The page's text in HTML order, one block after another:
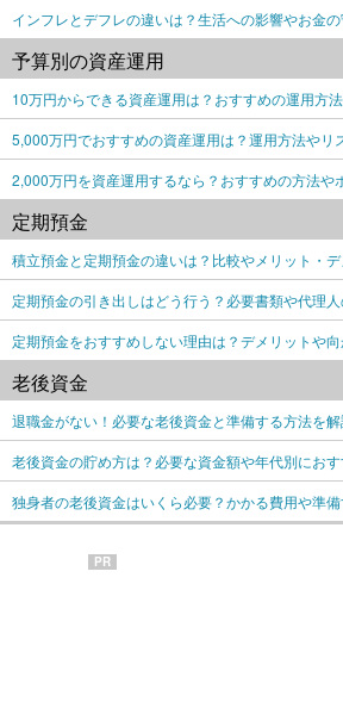
インフレとデフレの違いは？生活への影響やお金
予算別の資産運用
10万円からできる資産運用は？おすすめの運用方
5,000万円でおすすめの資産運用は？運用方法やリ
2,000万円を資産運用するなら？おすすめの方法や
定期預金
積立預金と定期預金の違いは？比較やメリット・
定期預金の引き出しはどう行う？必要書類や代理
定期預金をおすすめしない理由は？デメリットや
老後資金
退職金がない！必要な老後資金と準備する方法を解
老後資金の貯め方は？必要な資金額や年代別にお
独身者の老後資金はいくら必要？かかる費用や準
PR